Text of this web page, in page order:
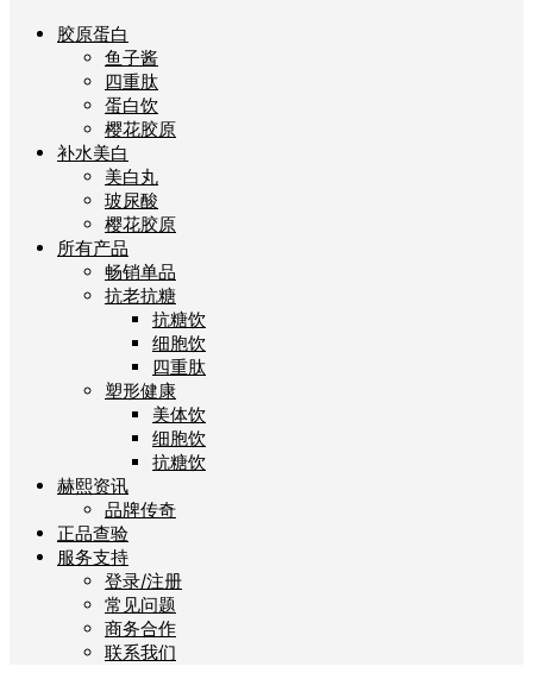
胶原蛋白
鱼子酱
四重肽
蛋白饮
樱花胶原
补水美白
美白丸
玻尿酸
樱花胶原
所有产品
畅销单品
抗老抗糖
抗糖饮
细胞饮
四重肽
塑形健康
美体饮
细胞饮
抗糖饮
赫熙资讯
品牌传奇
正品查验
服务支持
登录/注册
常见问题
商务合作
联系我们